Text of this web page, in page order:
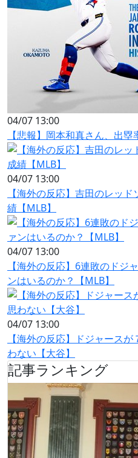
04/07 13:00
【悲報】岡本和真さん、出
04/07 13:00
【海外の反応】吉田のレッ
績【MLB】
04/07 13:00
【海外の反応】6連敗のドジ
ンはいるのか？【MLB】
04/07 13:00
【海外の反応】ドジャース
わない【大谷】
記事ランキング